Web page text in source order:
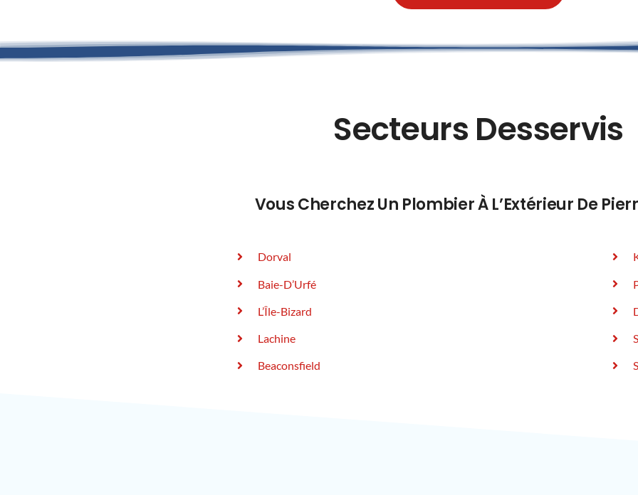
Secteurs Desservis
Vous Cherchez Un Plombier À L’Extérieur De
Dorval
Baie-D’Urfé
L’Île-Bizard
Lachine
Beaconsfield